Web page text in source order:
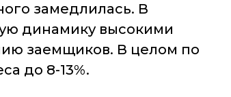
замедлилась. В
динамику высокими
заемщиков. В целом по
до 8-13%.